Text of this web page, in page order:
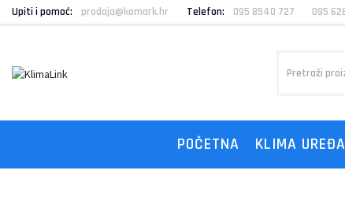
Upiti i pomoć: prodaja@komark.hr Telefon: 095 8540 727 095
POČETNA KLIMA